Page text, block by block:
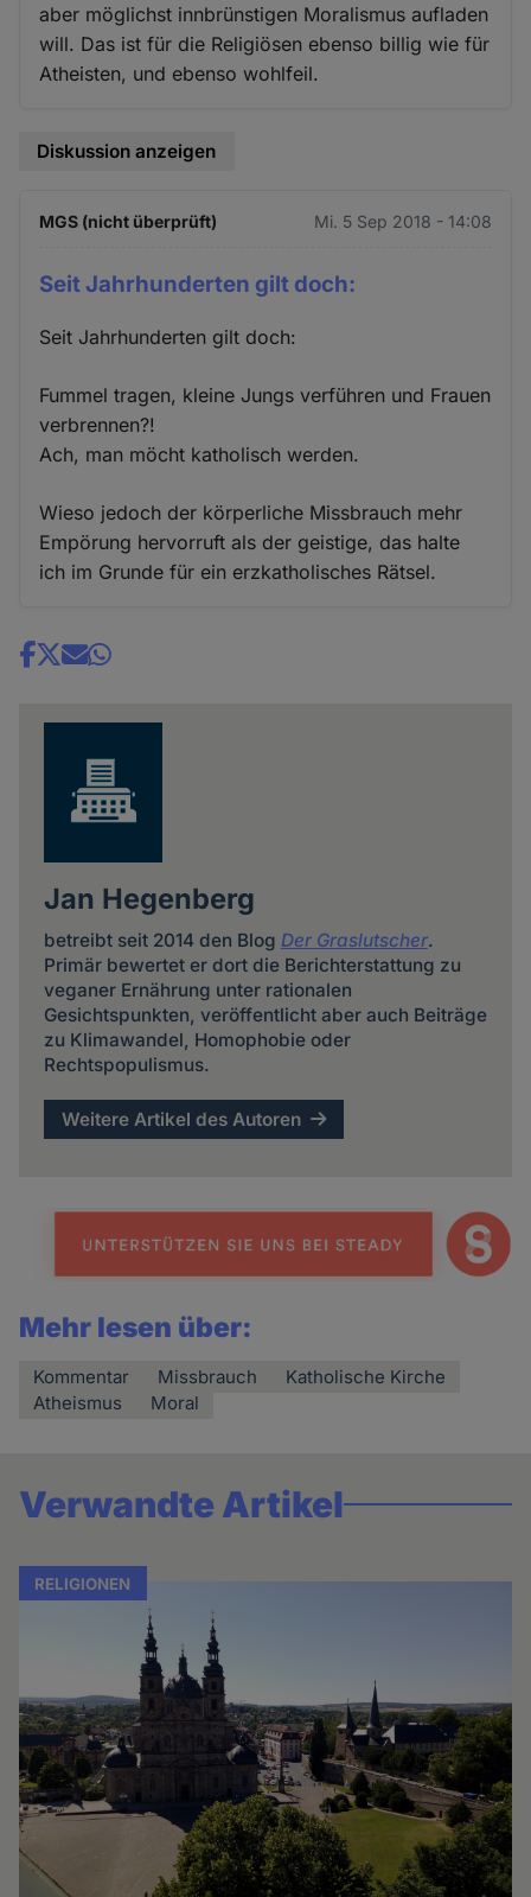
aber möglichst innbrünstigen Moralismus aufladen
will. Das ist für die Religiösen ebenso billig wie für
Atheisten, und ebenso wohlfeil.
Diskussion anzeigen
MGS (nicht überprüft) Mi. 5 Sep 2018 - 14:08
Seit Jahrhunderten gilt doch:
Seit Jahrhunderten gilt doch:
Fummel tragen, kleine Jungs verführen und Frauen
verbrennen?!
Ach, man möcht katholisch werden.
Wieso jedoch der körperliche Missbrauch mehr
Empörung hervorruft als der geistige, das halte
ich im Grunde für ein erzkatholisches Rätsel.
Share
Jan Hegenberg
betreibt seit 2014 den Blog Der Graslutscher.
Primär bewertet er dort die Berichterstattung zu
veganer Ernährung unter rationalen
Gesichtspunkten, veröffentlicht aber auch Beiträge
zu Klimawandel, Homophobie oder
Rechtspopulismus.
Weitere Artikel des Autoren
Mehr lesen über:
Kommentar Missbrauch
Katholische Kirche
Atheismus
Moral
Verwandte Artikel
RELIGIONEN